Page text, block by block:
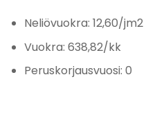
Neliövuokra: 12,60/jm2
Vuokra: 638,82/kk
Peruskorjausvuosi: 0